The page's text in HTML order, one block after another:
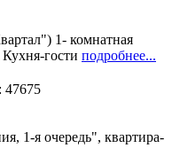
1- комнатная
гости подробнее...
47675
1-я очередь", квартира-